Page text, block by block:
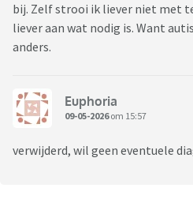
bij. Zelf strooi ik liever niet met
liever aan wat nodig is. Want
anders.
Euphoria
09-05-2026om 15:57
verwijderd, wil geen eventuele